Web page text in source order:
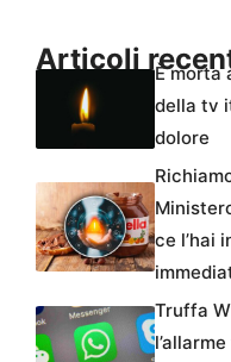
Articoli
È morta
della tv
dolore
ce l’hai
Truffa